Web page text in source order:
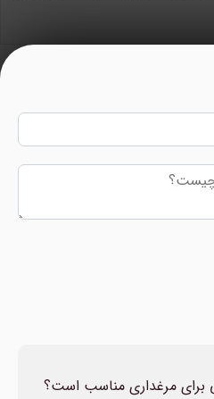
برای مرغداری مناسب است؟